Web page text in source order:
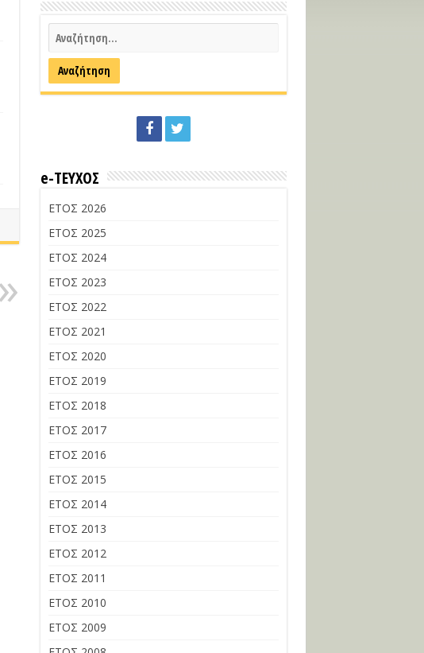
e-ΤΕΥΧΟΣ
ΕΤΟΣ 2026
ΕΤΟΣ 2025
ΕΤΟΣ 2024
ΕΤΟΣ 2023
ΕΤΟΣ 2022
ΕΤΟΣ 2021
ΕΤΟΣ 2020
ΕΤΟΣ 2019
ΕΤΟΣ 2018
ΕΤΟΣ 2017
ΕΤΟΣ 2016
ΕΤΟΣ 2015
ΕΤΟΣ 2014
ΕΤΟΣ 2013
ΕΤΟΣ 2012
ΕΤΟΣ 2011
ΕΤΟΣ 2010
ΕΤΟΣ 2009